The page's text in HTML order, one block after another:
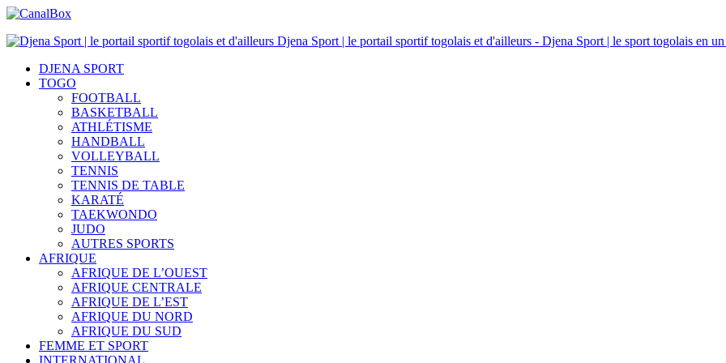
Djena Sport | le portail sportif togolais et d'ailleurs - Djena Sport | le sport togolais en
DJENA SPORT
TOGO
FOOTBALL
BASKETBALL
ATHLÉTISME
HANDBALL
VOLLEYBALL
TENNIS
TENNIS DE TABLE
KARATÉ
TAEKWONDO
JUDO
AUTRES SPORTS
AFRIQUE
AFRIQUE DE L’OUEST
AFRIQUE CENTRALE
AFRIQUE DE L’EST
AFRIQUE DU NORD
AFRIQUE DU SUD
FEMME ET SPORT
INTERNATIONAL